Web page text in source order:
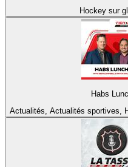
Hockey sur
Habs
Actualités, Actualités sportives,